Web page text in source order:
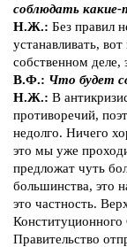
соблюдать какие-
Н.Ж.: Без правил
устанавливать,
собственном деле,
В.Ф.: Что будет
Н.Ж.: В
противоречий,
недолго. Ничего
это мы уже
предложат чуть
большинства, это
это частность.
Конституционного
Правительство